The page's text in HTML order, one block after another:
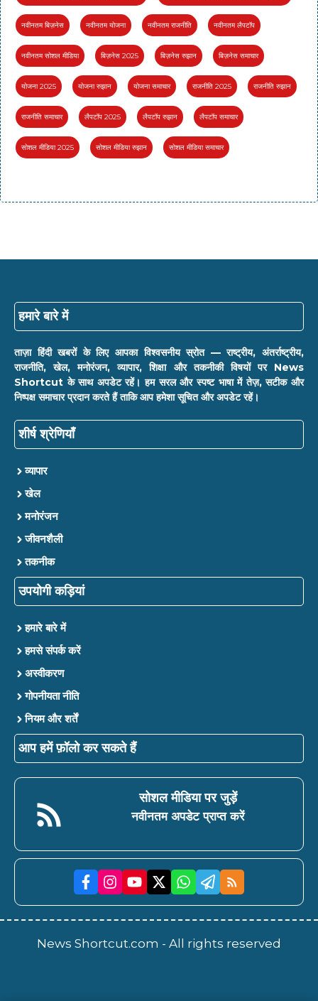
नवीनतम बिज़नेस नवीनतम योजना नवीनतम राजनीति नवीनतम लैपटॉप
नवीनतम सोशल मीडिया बिज़नेस 2025 बिज़नेस रुझान बिज़नेस समाचार
योजना 2025 योजना रुझान योजना समाचार राजनीति 2025 राजनीति रुझान
राजनीति समाचार लैपटॉप 2025 लैपटॉप रुझान लैपटॉप समाचार
सोशल मीडिया 2025 सोशल मीडिया रुझान सोशल मीडिया समाचार
हमारे बारे में
ताज़ा हिंदी खबरों के लिए आपका विश्वसनीय स्रोत — राष्ट्रीय, अंतर्राष्ट्रीय,
राजनीति, खेल, मनोरंजन, व्यापार, शिक्षा और तकनीकी विषयों पर News
Shortcut के साथ अपडेट रहें। हम सरल और स्पष्ट भाषा में तेज़, सटीक और
निष्पक्ष समाचार प्रदान करते हैं ताकि आप हमेशा सूचित और अपडेट रहें।
शीर्ष श्रेणियाँ
व्यापार
खेल
मनोरंजन
जीवनशैली
तकनीक
उपयोगी कड़ियां
हमारे बारे में
हमसे संपर्क करें
अस्वीकरण
गोपनीयता नीति
नियम और शर्तें
आप हमें फ़ॉलो कर सकते हैं
सोशल मीडिया पर जुड़ें
नवीनतम अपडेट प्राप्त करें
News Shortcut.com - All rights reserved